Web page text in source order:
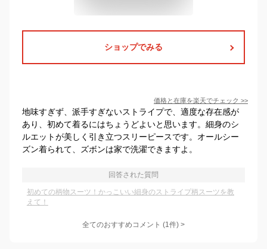
ショップでみる
価格と在庫を楽天でチェック >>
地味すぎず、派手すぎないストライプで、適度な存在感が
あり、初めて着るにはちょうどよいと思います。細身のシ
ルエットが美しく引き立つスリーピースです。オールシー
ズン着られて、ズボンは家で洗濯できますよ。
回答された質問
初めての柄物スーツ！かっこいい細身のストライプ柄スーツを教
えて！
全てのおすすめコメント (1件) >